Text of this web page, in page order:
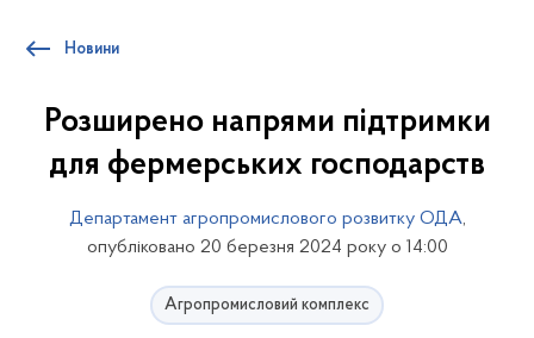
Новини
Розширено напрями підтримки
для фермерських господарств
Департамент агропромислового розвитку ОДА,
опубліковано 20 березня 2024 року о 14:00
Агропромисловий комплекс